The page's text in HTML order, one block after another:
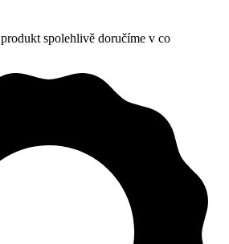
spolehlivě doručíme v co